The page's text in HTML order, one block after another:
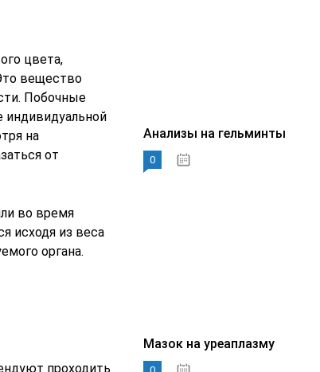
цвета,
вещество
Побочные
индивидуальной
на
от
во время
исходя из веса
органа.
проходить
Анализы на гельминты
0
Мазок на уреаплазму